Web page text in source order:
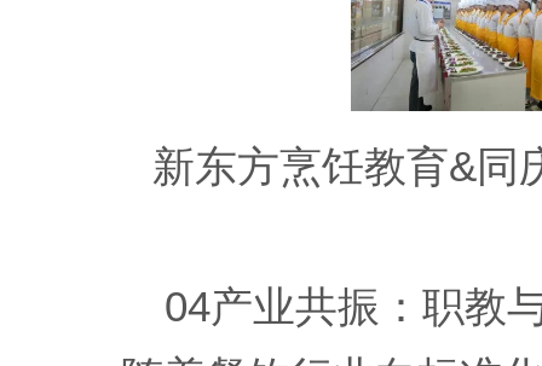
新东方烹饪教育&同
04产业共振：职教